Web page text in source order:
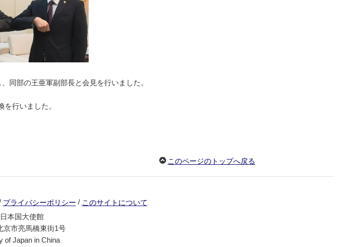
同部の王亜軍副部長と会見を行いました。
行いました。
このページのトップへ戻る
プライバシーポリシー / このサイトについて
本国大使館
京市亮馬橋東街1号
of Japan in China